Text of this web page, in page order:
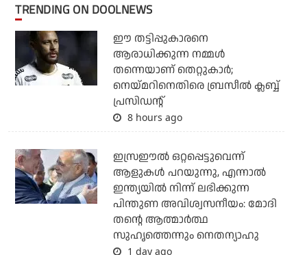
TRENDING ON DOOLNEWS
ഈ തട്ടിപ്പുകാരനെ
ആരാധിക്കുന്ന നമ്മള്‍
തന്നെയാണ് തെറ്റുകാര്‍;
നെയ്മറിനെതിരെ ബ്രസീല്‍ ക്ലബ്ബ്
പ്രസിഡന്റ്
8 hours ago
ഇസ്രഈല്‍ ഒറ്റപ്പെട്ടുവെന്ന്
ആളുകള്‍ പറയുന്നു, എന്നാല്‍
ഇന്ത്യയില്‍ നിന്ന് ലഭിക്കുന്ന
പിന്തുണ അവിശ്വസനീയം: മോദി
തന്റെ ആത്മാര്‍ത്ഥ
സുഹൃത്തെന്നും നെതന്യാഹു
1 day ago